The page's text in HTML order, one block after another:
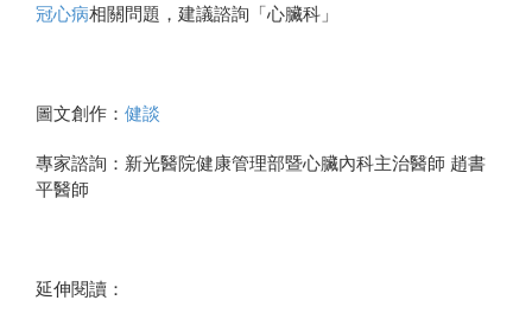
冠心病相關問題，建議諮詢「心臟科」
圖文創作： 健談
專家諮詢：新光醫院健康管理部暨心臟內科主治醫師 趙書
平醫師
延伸閱讀：